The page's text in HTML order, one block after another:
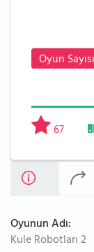
Oyun Sayısı
67
Oyunun Adı:
Kule Robotları 2